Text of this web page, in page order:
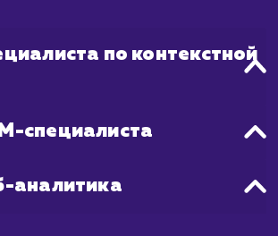
контентом и
опыта. На
трафик, чтобы